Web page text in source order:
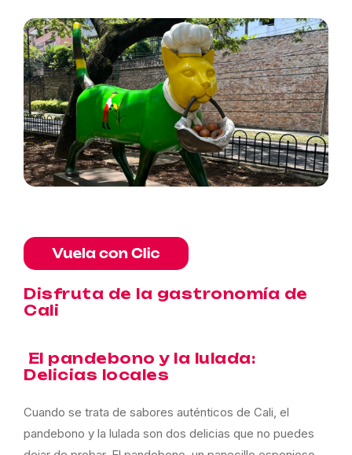
Disfruta de la gastronomía de
Cali
El pandebono y la lulada:
Delicias locales
Cuando se trata de sabores auténticos de Cali, el
pandebono y la lulada son dos delicias que no puedes